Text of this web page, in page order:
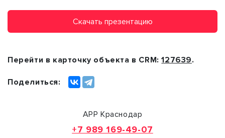
Скачать презентацию
Перейти в карточку объекта в CRM:127639.
Поделиться:
АРР Краснодар
+7 989 169-49-07